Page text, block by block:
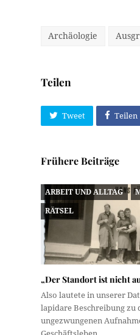
Archäologie
Teilen
Tweet Teilen
Frühere Beiträge
ARBEIT UND ALLTAG
RÄTSEL
„Der Standort ist nicht
Also lautete in unserer
lapidare Beschreibung zu
ungezwungenen